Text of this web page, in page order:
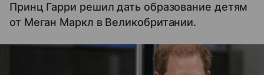
Принц Гарри решил дать образование детям
от Меган Маркл в Великобритании.